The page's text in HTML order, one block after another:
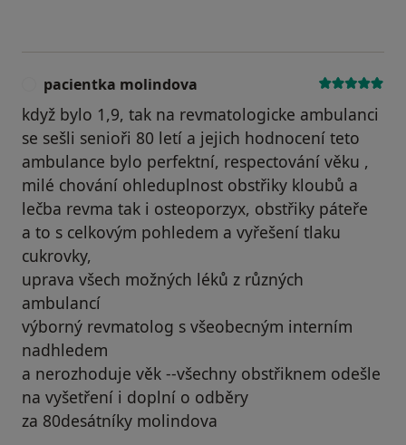
pacientka molindova
když bylo 1,9, tak na revmatologicke ambulanci
se sešli senioři 80 letí a jejich hodnocení teto
ambulance bylo perfektní, respectování věku ,
milé chování ohleduplnost obstřiky kloubů a
lečba revma tak i osteoporzyx, obstřiky páteře
a to s celkovým pohledem a vyřešení tlaku
cukrovky,
uprava všech možných léků z různých
ambulancí
výborný revmatolog s všeobecným interním
nadhledem
a nerozhoduje věk --všechny obstřiknem odešle
na vyšetření i doplní o odběry
za 80desátníky molindova